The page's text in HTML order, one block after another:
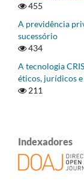
455
A previdência
sucessório
434
A tecnologia
éticos, jurídicos
211
Indexadores